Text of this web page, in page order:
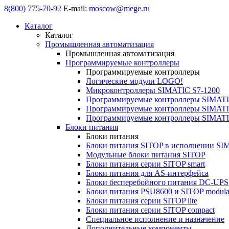
8(800) 775-70-92 E-mail: moscow@mege.ru
Каталог
Каталог
Промышленная автоматизация
Промышленная автоматизация
Программируемые контроллеры
Программируемые контроллеры
Логические модули LOGO!
Микроконтроллеры SIMATIC S7-1200
Программируемые контроллеры
Программируемые контроллеры
Программируемые контроллеры
Блоки питания
Блоки питания
Блоки питания SITOP в исполнении
Модульные блоки питания SITOP
Блоки питания серии SITOP smart
Блоки питания для AS-интерфейса
Блоки бесперебойного питания DC-UPS
Блоки питания PSU8600 и SITOP
Блоки питания серии SITOP lite
Блоки питания серии SITOP compact
Специальное исполнение и назначение